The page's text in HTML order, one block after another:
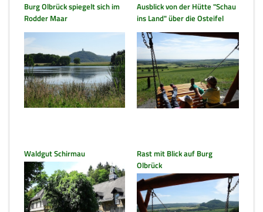
Burg Olbrück spiegelt sich im
Rodder Maar
Ausblick von der Hütte "Schau
ins Land" über die Osteifel
Waldgut Schirmau
Rast mit Blick auf Burg
Olbrück